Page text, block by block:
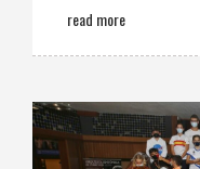
read more